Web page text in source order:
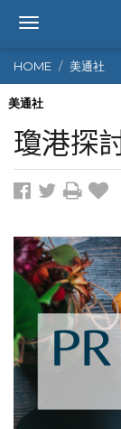
T
g
g
l
n
a
t
i
o
HOME 美通社
美通社
瓊港探